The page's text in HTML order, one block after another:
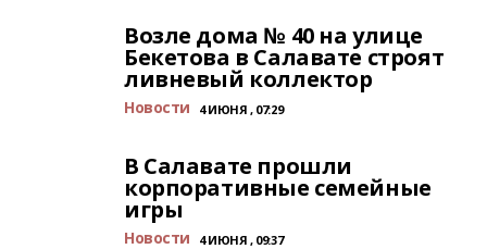
Возле дома № 40 на улице
Бекетова в Салавате строят
ливневый коллектор
Новости 4 ИЮНЯ , 07:29
В Салавате прошли
корпоративные семейные
игры
Новости 4 ИЮНЯ , 09:37